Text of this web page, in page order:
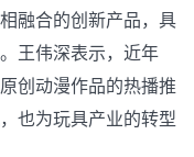
融合的创新产品，具
王伟深表示，近年
创动漫作品的热播推
也为玩具产业的转型